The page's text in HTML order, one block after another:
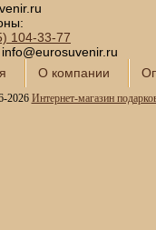
104-33-77
О компании
2026 Интернет-магазин